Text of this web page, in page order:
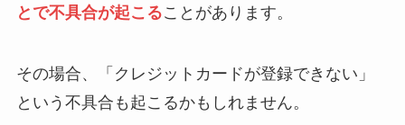
とで不具合が起こることがあります。
その場合、「クレジットカードが登録できない」
という不具合も起こるかもしれません。